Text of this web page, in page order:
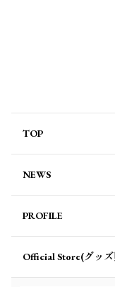
TOP
NEWS
PROFILE
Official Store(グッ